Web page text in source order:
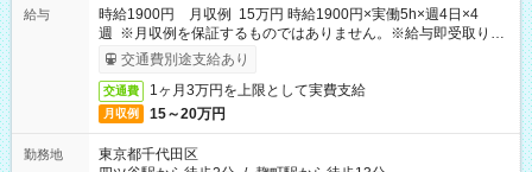
給与
時給1900円 月収例 15万円 時給1900円×実働5h×週4日×4
週 ※月収例を保証するものではありません。※給与即受取りサ
ービス利用可（利用条件有）
交通費別途支給あり
交通費 1ヶ月3万円を上限として実費支給
月収例 15～20万円
勤務地
東京都千代田区